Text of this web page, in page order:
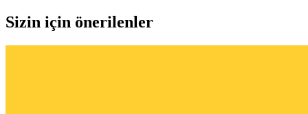
Sizin için önerilenler